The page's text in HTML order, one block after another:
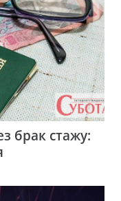
брак стажу: